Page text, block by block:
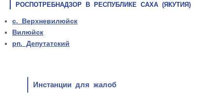
РОСПОТРЕБНАДЗОР В РЕСПУБЛИКЕ САХА (ЯКУТИЯ)
с. Верхневилюйск
Вилюйск
рп. Депутатский
Инстанции для жалоб